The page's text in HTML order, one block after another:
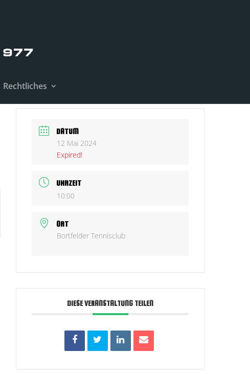
Rechtliches
DATUM
12 Mai 2024
Expired!
UHRZEIT
10:00
ORT
Bortfelder Tennisclub
DIESE VERANSTALTUNG TEILEN